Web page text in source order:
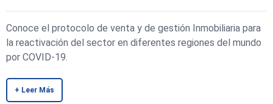
Conoce el protocolo de venta y de gestión Inmobiliaria para
la reactivación del sector en diferentes regiones del mundo
por COVID-19.
+ Leer Más